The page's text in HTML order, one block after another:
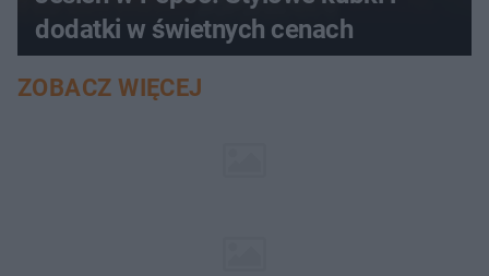
dodatki w świetnych cenach
ZOBACZ WIĘCEJ